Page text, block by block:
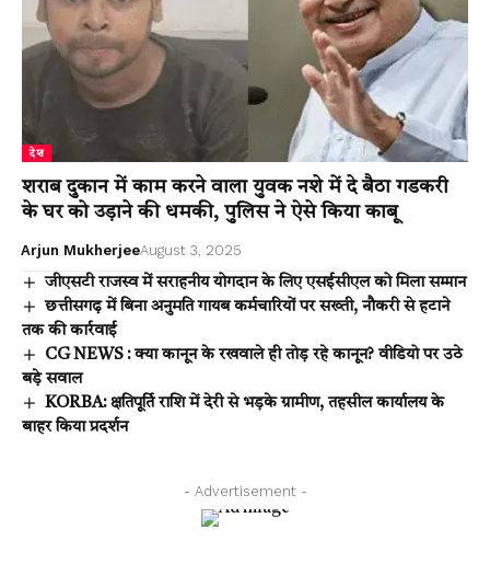
देश
शराब दुकान में काम करने वाला युवक नशे में दे बैठा गडकरी
के घर को उड़ाने की धमकी, पुलिस ने ऐसे किया काबू
Arjun MukherjeeAugust 3, 2025
जीएसटी राजस्व में सराहनीय योगदान के लिए एसईसीएल को मिला सम्मान
छत्तीसगढ़ में बिना अनुमति गायब कर्मचारियों पर सख्ती, नौकरी से हटाने
तक की कार्रवाई
CG NEWS : क्या कानून के रखवाले ही तोड़ रहे कानून? वीडियो पर उठे
बड़े सवाल
KORBA: क्षतिपूर्ति राशि में देरी से भड़के ग्रामीण, तहसील कार्यालय के
बाहर किया प्रदर्शन
- Advertisement -